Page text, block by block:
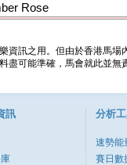
Rose
資訊之用。但由於香港馬
盡可能準確，馬會就此並
訊 分析
速勢能
賽日數